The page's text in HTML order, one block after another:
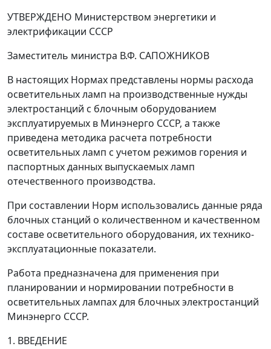
УТВЕРЖДЕНО Министерством энергетики и
электрификации СССР
Заместитель министра В.Ф. САПОЖНИКОВ
В настоящих Нормах представлены нормы расхода
осветительных ламп на производственные нужды
электростанций с блочным оборудованием
эксплуатируемых в Минэнерго СССР, а также
приведена методика расчета потребности
осветительных ламп с учетом режимов горения и
паспортных данных выпускаемых ламп
отечественного производства.
При составлении Норм использовались данные ряда
блочных станций о количественном и качественном
составе осветительного оборудования, их технико-
эксплуатационные показатели.
Работа предназначена для применения при
планировании и нормировании потребности в
осветительных лампах для блочных электростанций
Минэнерго СССР.
1. BВЕДЕНИЕ